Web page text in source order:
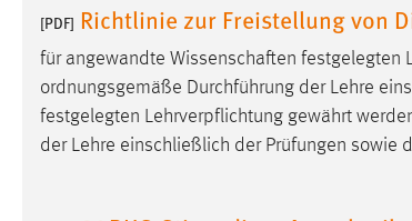
[PDF] Richtlinie zur Freistellung von
für angewandte Wissenschaften festgelegten
ordnungsgemäße Durchführung der Lehre
festgelegten Lehrverpflichtung gewährt
der Lehre einschließlich der Prüfungen sowie
Login
Name: fe_user, be_user,
Zweck:
Dieser Cookie ist notwendig um sich
der Website einloggen zu können.